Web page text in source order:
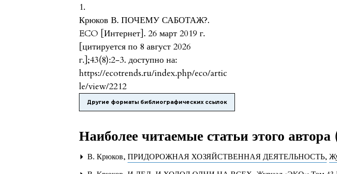
1.
Крюков В. ПОЧЕМУ САБОТАЖ?.
ECO [Интернет]. 26 март 2019 г.
[цитируется по 8 август 2026
г.];43(8):2-3. доступно на:
https://ecotrends.ru/index.php/eco/artic
le/view/2212
Другие форматы библиографических ссылок
Наиболее читаемые статьи этого автора
В. Крюков,ПРИДОРОЖНАЯ ХОЗЯЙСТВЕННАЯ ДЕЯТЕЛЬНОСТЬ,